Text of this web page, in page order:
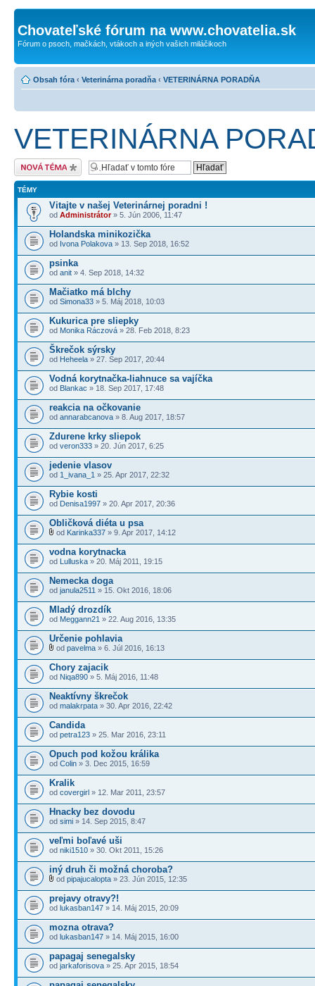
Chovateľské fórum na www.chovatelia.sk
Fórum o psoch, mačkách, vtákoch a iných vašich miláčikoch
Obsah fóra ‹ Veterinárna poradňa ‹ VETERINÁRNA PORADŇA
VETERINÁRNA
Odoslať novú tému
TÉMY
Vitajte v našej Veterinárnej poradni !
od Administrátor» 5. Jún 2006, 11:47
Holandska minikozička
od Ivona Polakova » 13. Sep 2018, 16:52
psinka
od anit » 4. Sep 2018, 14:32
Mačiatko má blchy
od Simona33 » 5. Máj 2018, 10:03
Kukurica pre sliepky
od Monika Ráczová » 28. Feb 2018, 8:23
Škrečok sýrsky
od Heheela » 27. Sep 2017, 20:44
Vodná korytnačka-liahnuce sa vajíčka
od Blankac » 18. Sep 2017, 17:48
reakcia na očkovanie
od annarabcanova » 8. Aug 2017, 18:57
Zdurene krky sliepok
od veron333 » 20. Jún 2017, 6:25
jedenie vlasov
od 1_ivana_1 » 25. Apr 2017, 22:32
Rybie kosti
od Denisa1997 » 20. Apr 2017, 20:36
Obličková diéta u psa
od Karinka337 » 9. Apr 2017, 14:12
vodna korytnacka
od Lulluska » 20. Máj 2011, 19:15
Nemecka doga
od janula2511 » 15. Okt 2016, 18:06
Mladý drozdík
od Meggann21 » 22. Aug 2016, 13:35
Určenie pohlavia
od pavelma » 6. Júl 2016, 16:13
Chory zajacik
od Niqa890 » 5. Máj 2016, 11:48
Neaktívny škrečok
od malakrpata » 30. Apr 2016, 22:42
Candida
od petra123 » 25. Mar 2016, 23:11
Opuch pod kožou králika
od Colin » 3. Dec 2015, 16:59
Kralik
od covergirl » 12. Mar 2011, 23:57
Hnacky bez dovodu
od simi » 14. Sep 2015, 8:47
veľmi boľavé uši
od niki1510 » 30. Okt 2011, 15:26
iný druh či možná choroba?
od pipajucalopta » 23. Jún 2015, 12:35
prejavy otravy?!
od lukasban147 » 14. Máj 2015, 20:09
mozna otrava?
od lukasban147 » 14. Máj 2015, 16:00
papagaj senegalsky
od jarkaforisova » 25. Apr 2015, 18:54